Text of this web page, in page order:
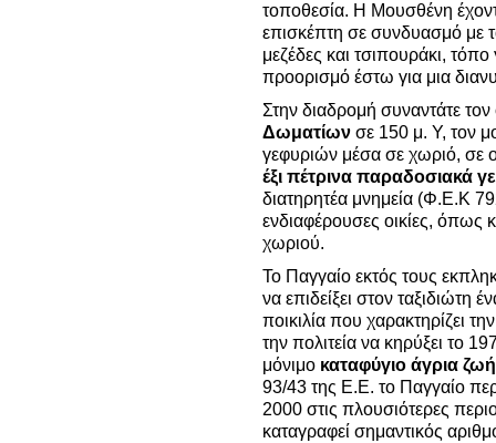
τοποθεσία. Η Μουσθένη
επισκέπτη σε συνδυασμό με
μεζέδες και τσιπουράκι,
προορισμό έστω για μια
Στην διαδρομή συναντάτε
Δωματίων σε 150 μ. Υ, τον
γεφυριών μέσα σε χωριό, σε
έξι πέτρινα παραδοσιακά
διατηρητέα μνημεία (Φ.Ε.Κ
ενδιαφέρουσες οικίες, όπως
χωριού.
Το Παγγαίο εκτός τους
να επιδείξει στον ταξιδιώτη
ποικιλία που χαρακτηρίζει
την πολιτεία να κηρύξει το
μόνιμο καταφύγιο άγρια
93/43 της Ε.Ε. το Παγγαίο
2000 στις πλουσιότερες
καταγραφεί σημαντικός